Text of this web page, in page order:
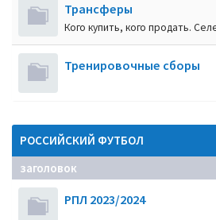
Трансферы
Кого купить, кого продать.
Тренировочные сборы
РОССИЙСКИЙ ФУТБОЛ
заголовок
РПЛ 2023/2024